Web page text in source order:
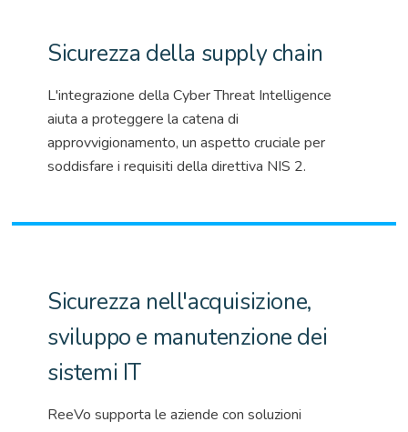
Sicurezza della supply chain
L'integrazione della CyberThreat Intelligence
aiuta a proteggere la catena di
approvvigionamento, un aspetto cruciale per
soddisfare i requisiti della direttiva NIS 2.
Sicurezza nell'acquisizione,
sviluppo e manutenzione dei
sistemi IT
ReeVo supporta le aziende con soluzioni